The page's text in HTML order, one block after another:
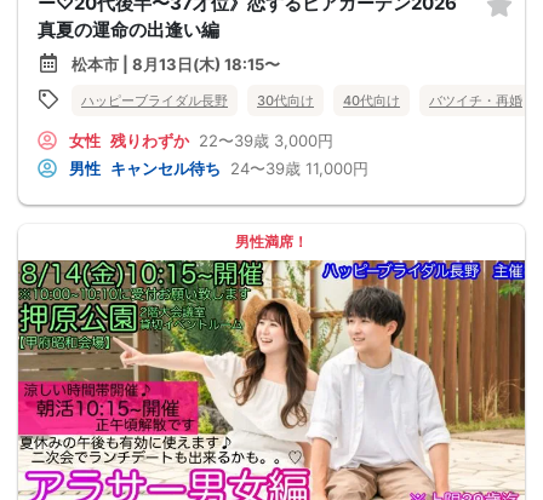
真夏の運命の出逢い編
松本市 | 8月13日(木) 18:15〜
ハッピーブライダル長野 30代向け 40代向け バツイチ・再婚
女性 残りわずか 22〜39歳 3,000円
男性 キャンセル待ち 24〜39歳 11,000円
男性満席！